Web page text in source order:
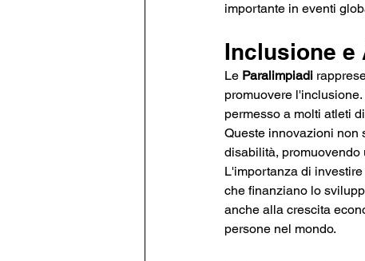
importante in eventi
Inclusione e
Le Paralimpiadi
promuovere l'inclusione.
permesso a molti atleti di
Queste innovazioni non
disabilità, promuovendo
L'importanza di
che finanziano lo
anche alla crescita
persone nel mondo​.